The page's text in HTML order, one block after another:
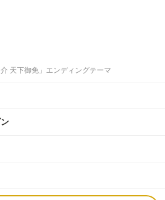
天下御免」エンディングテーマ